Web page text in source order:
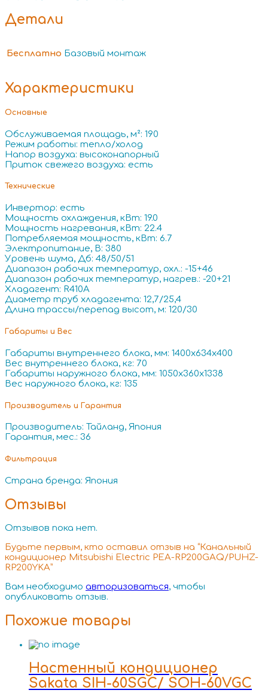
Детали
Бесплатно Базовый монтаж
Характеристики
Основные
Обслуживаемая площадь, м²: 190
Режим работы: тепло/холод
Напор воздуха: высоконапорный
Приток свежего воздуха: есть
Технические
Инвертор: есть
Мощность охлаждения, кВт: 19.0
Мощность нагревания, кВт: 22.4
Потребляемая мощность, кВт: 6.7
Электропитание, В: 380
Уровень шума, Дб: 48/50/51
Диапазон рабочих температур, охл.: -15+46
Диапазон рабочих температур, нагрев.: -20+21
Хладагент: R410A
Диаметр труб хладагента: 12,7/25,4
Длина трассы/перепад высот, м: 120/30
Габариты и Вес
Габариты внутреннего блока, мм: 1400x634x400
Вес внутреннего блока, кг: 70
Габариты наружного блока, мм: 1050x360x1338
Вес наружного блока, кг: 135
Производитель и Гарантия
Производитель: Тайланд, Япония
Гарантия, мес.: 36
Фильтрация
Страна бренда: Япония
Отзывы
Отзывов пока нет.
Будьте первым, кто оставил отзыв на “Канальный
кондиционер Mitsubishi Electric PEA-RP200GAQ/PUHZ-
RP200YKA”
Вам необходимо авторизоваться, чтобы
опубликовать отзыв.
Похожие товары
Настенный кондиционер
Sakata SIH-60SGC/ SOH-60VGC